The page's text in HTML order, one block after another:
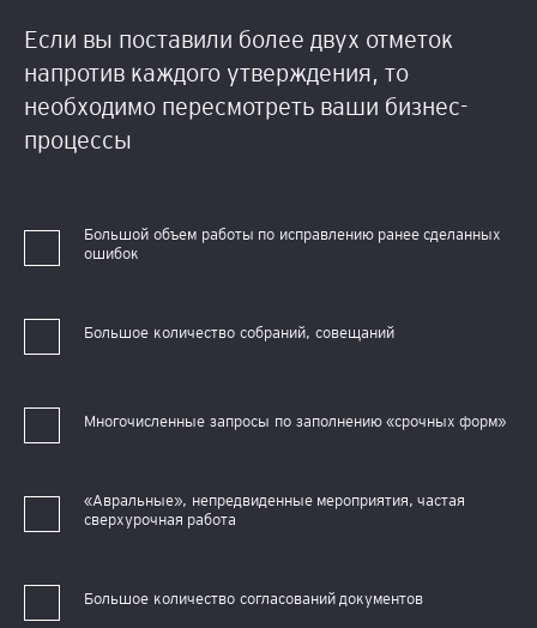
Если вы поставили более двух отметок
напротив каждого утверждения, то
необходимо пересмотреть ваши бизнес-
процессы
Большой объем работы по исправлению ранее сделанных
ошибок
Большое количество собраний, совещаний
Многочисленные запросы по заполнению «срочных форм»
«Авральные», непредвиденные мероприятия, частая
сверхурочная работа
Большое количество согласований документов